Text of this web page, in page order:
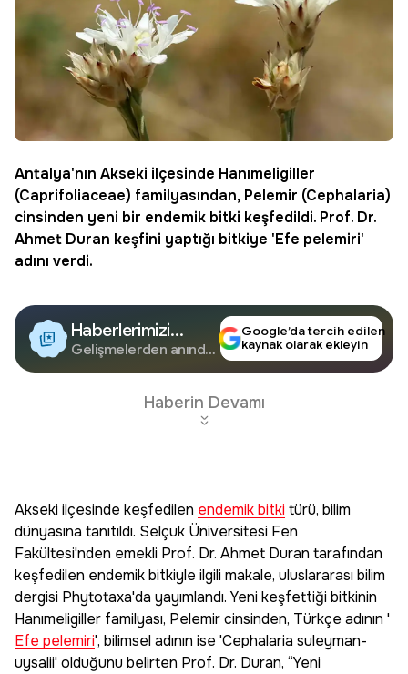
Antalya'nın Akseki ilçesinde Hanımeligiller
(Caprifoliaceae) familyasından, Pelemir (Cephalaria)
cinsinden yeni bir endemik bitki keşfedildi. Prof. Dr.
Ahmet Duran keşfini yaptığı bitkiye 'Efe pelemiri'
adını verdi.
Haberlerimizi
Google'da Takip
Edin
Gelişmelerden anında
Google’da tercih edilen
kaynak olarak ekleyin
Haberin Devamı
Akseki ilçesinde keşfedilen endemik bitkitürü, bilim
dünyasına tanıtıldı. Selçuk Üniversitesi Fen
Fakültesi'nden emekli Prof. Dr. Ahmet Duran tarafından
keşfedilen endemik bitkiyle ilgili makale, uluslararası bilim
dergisi Phytotaxa'da yayımlandı. Yeni keşfettiği bitkinin
Hanımeligiller familyası, Pelemir cinsinden, Türkçe adının '
Efe pelemiri', bilimsel adının ise 'Cephalaria suleyman-
uysalii' olduğunu belirten Prof. Dr. Duran, “Yeni